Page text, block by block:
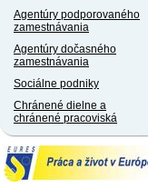
Agentúry podporovaného
zamestnávania
Agentúry dočasného
zamestnávania
Sociálne podniky
Chránené dielne a
chránené pracoviská